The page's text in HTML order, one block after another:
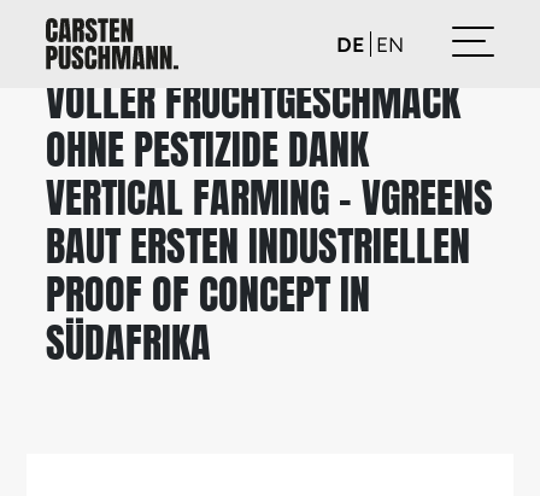
VOLLER FRUCHTGESCHMACK
OHNE PESTIZIDE DANK
VERTICAL FARMING - VGREENS
BAUT ERSTEN INDUSTRIELLEN
PROOF OF CONCEPT IN
SÜDAFRIKA
DE EN